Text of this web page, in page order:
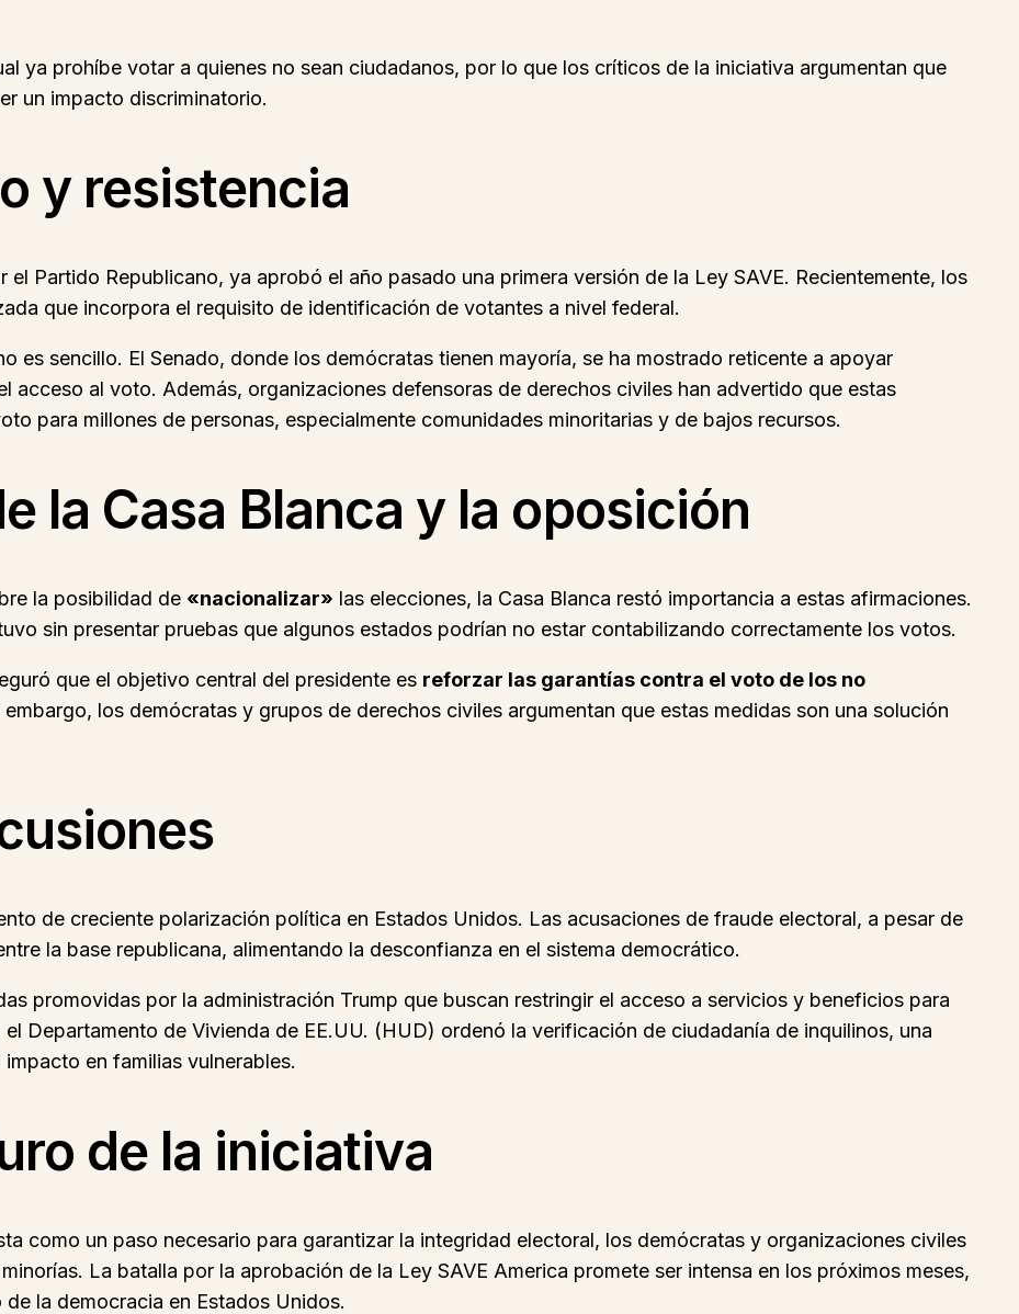
ya prohíbe votar a quienes no sean ciudadanos, por lo que los críticos de la iniciativa argumentan que
un impacto discriminatorio.
y resistencia
Partido Republicano, ya aprobó el año pasado una primera versión de la Ley SAVE. Recientemente, los
que incorpora el requisito de identificación de votantes a nivel federal.
es sencillo. El Senado, donde los demócratas tienen mayoría, se ha mostrado reticente a apoyar
acceso al voto. Además, organizaciones defensoras de derechos civiles han advertido que estas
para millones de personas, especialmente comunidades minoritarias y de bajos recursos.
la Casa Blanca y la oposición
la posibilidad de «nacionalizar» las elecciones, la Casa Blanca restó importancia a estas afirmaciones.
sin presentar pruebas que algunos estados podrían no estar contabilizando correctamente los votos.
que el objetivo central del presidente es reforzar las garantías contra el voto de los no
los demócratas y grupos de derechos civiles argumentan que estas medidas son una solución
de creciente polarización política en Estados Unidos. Las acusaciones de fraude electoral, a pesar de
la base republicana, alimentando la desconfianza en el sistema democrático.
promovidas por la administración Trump que buscan restringir el acceso a servicios y beneficios para
Departamento de Vivienda de EE.UU. (HUD) ordenó la verificación de ciudadanía de inquilinos, una
en familias vulnerables.
de la iniciativa
como un paso necesario para garantizar la integridad electoral, los demócratas y organizaciones civiles
La batalla por la aprobación de la Ley SAVE America promete ser intensa en los próximos meses,
la democracia en Estados Unidos.